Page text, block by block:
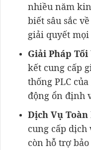
nhiều năm
biết sâu sắc
giải quyết
Giải Pháp Tối
kết cung cấp
thống PLC
động ổn định
Dịch Vụ Toàn
cung cấp
còn hỗ trợ